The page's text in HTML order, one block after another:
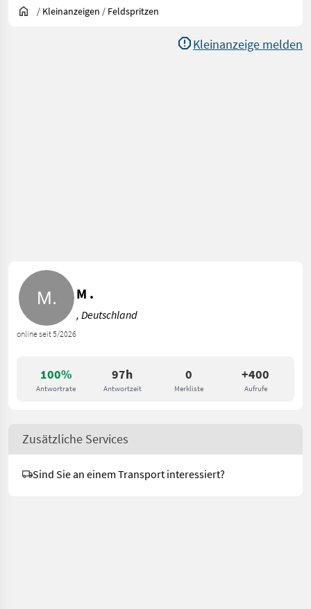
/ Kleinanzeigen / Feldspritzen
Kleinanzeige melden
100%
Antwortrate
97h
Antwortzeit
0
Merkliste
+400
Aufrufe
online seit 5/2026
M .
, Deutschland
Zusätzliche Services
Sind Sie an einem Transport interessiert?